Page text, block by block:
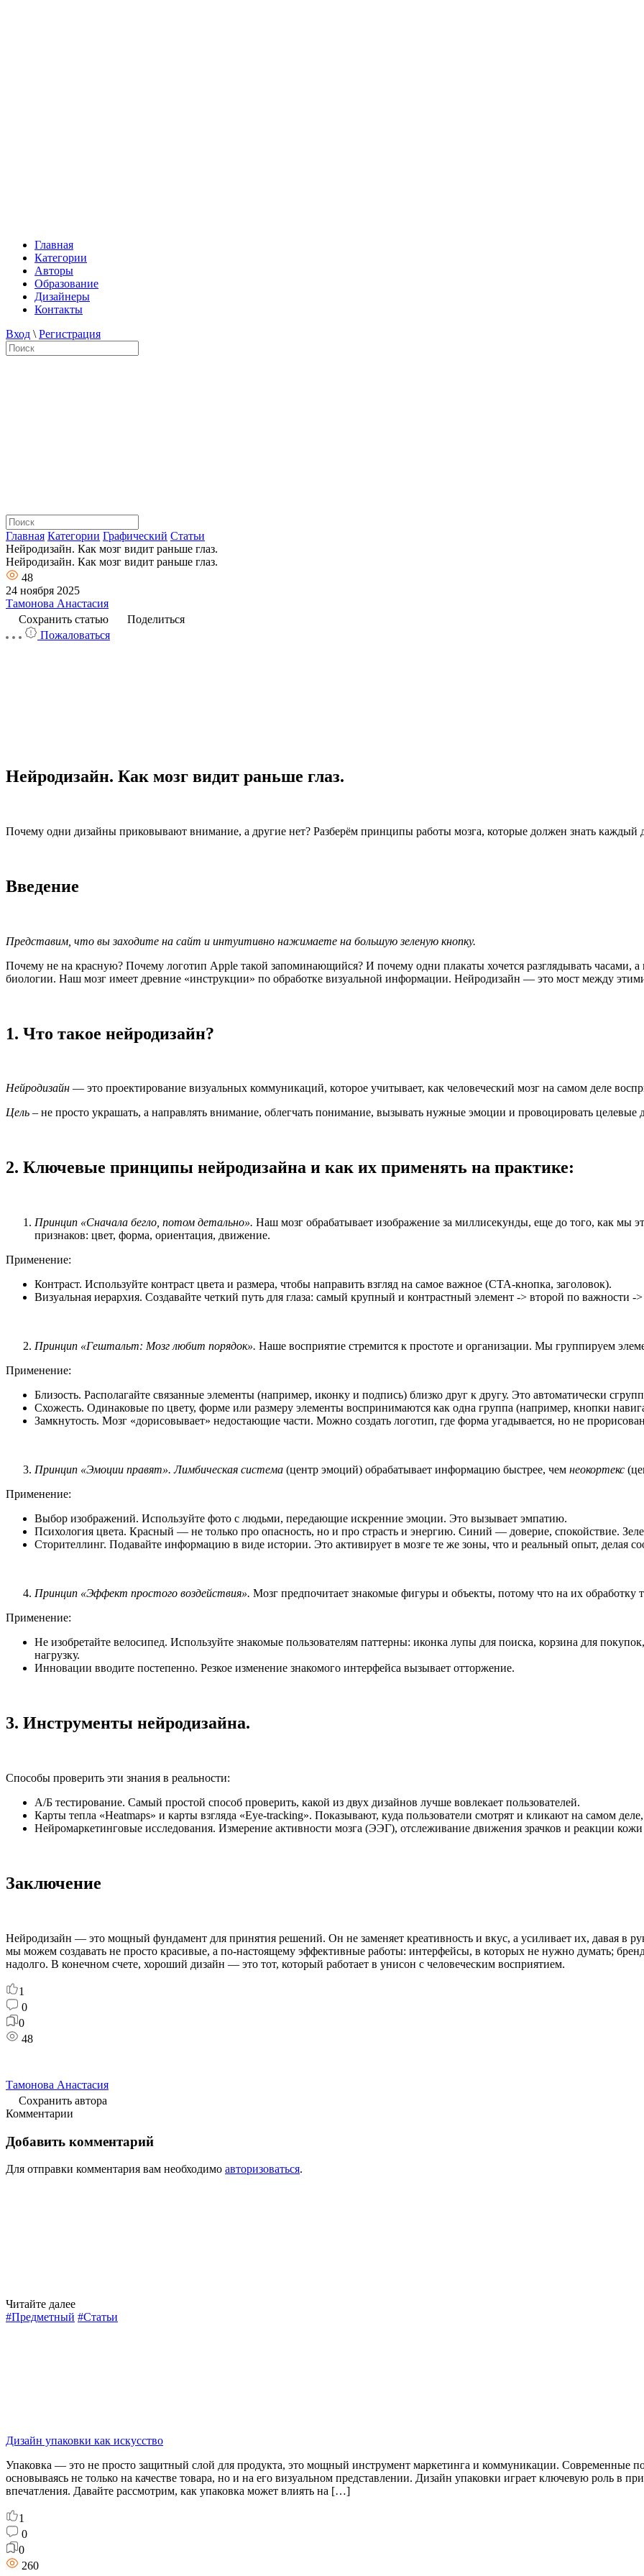
Главная
Категории
Авторы
Образование
Дизайнеры
Контакты
Вход \ Регистрация
Главная Категории Графический Статьи
Нейродизайн. Как мозг видит раньше глаз.
Нейродизайн. Как мозг видит раньше глаз.
48
24 ноября 2025
Тамонова Анастасия
Сохранить статью
Поделиться
Пожаловаться
Нейродизайн. Как мозг видит раньше глаз.
Почему одни дизайны приковывают внимание, а другие нет? Разберём принципы работы мозга, которые должен знать каждый
Введение
Представим, что вы заходите на сайт и интуитивно нажимаете на большую зеленую кнопку.
Почему не на красную? Почему логотип Apple такой запоминающийся? И почему одни плакаты хочется разглядывать часами, а
биологии. Наш мозг имеет древние «инструкции» по обработке визуальной информации. Нейродизайн — это мост между
1. Что такое нейродизайн?
Нейродизайн — это проектирование визуальных коммуникаций, которое учитывает, как человеческий мозг на самом деле
Цель – не просто украшать, а направлять внимание, облегчать понимание, вызывать нужные эмоции и провоцировать целевые
2. Ключевые принципы нейродизайна и как их применять на практике:
Принцип «Сначала бегло, потом детально». Наш мозг обрабатывает изображение за миллисекунды, еще до того, как мы
признаков: цвет, форма, ориентация, движение.
Применение:
Контраст. Используйте контраст цвета и размера, чтобы направить взгляд на самое важное (CTA-кнопка, заголовок).
Визуальная иерархия. Создавайте четкий путь для глаза: самый крупный и контрастный элемент -> второй по важности -
Принцип «Гештальт: Мозг любит порядок». Наше восприятие стремится к простоте и организации. Мы группируем
Применение:
Близость. Располагайте связанные элементы (например, иконку и подпись) близко друг к другу. Это автоматически
Схожесть. Одинаковые по цвету, форме или размеру элементы воспринимаются как одна группа (например, кнопки
Замкнутость. Мозг «дорисовывает» недостающие части. Можно создать логотип, где форма угадывается, но не
Принцип «Эмоции правят».Лимбическая система (центр эмоций) обрабатывает информацию быстрее, чем неокортекс
Применение:
Выбор изображений. Используйте фото с людьми, передающие искренние эмоции. Это вызывает эмпатию.
Психология цвета. Красный — не только про опасность, но и про страсть и энергию. Синий — доверие, спокойствие.
Сторителлинг. Подавайте информацию в виде истории. Это активирует в мозге те же зоны, что и реальный опыт, делая
Принцип «Эффект простого воздействия». Мозг предпочитает знакомые фигуры и объекты, потому что на их обработку
Применение:
Не изобретайте велосипед. Используйте знакомые пользователям паттерны: иконка лупы для поиска, корзина для
нагрузку.
Инновации вводите постепенно. Резкое изменение знакомого интерфейса вызывает отторжение.
3. Инструменты нейродизайна.
Способы проверить эти знания в реальности:
А/Б тестирование. Самый простой способ проверить, какой из двух дизайнов лучше вовлекает пользователей.
Карты тепла «Heatmaps» и карты взгляда «Eye-tracking». Показывают, куда пользователи смотрят и кликают на самом
Нейромаркетинговые исследования. Измерение активности мозга (ЭЭГ), отслеживание движения зрачков и реакции кожи
Заключение
Нейродизайн — это мощный фундамент для принятия решений. Он не заменяет креативность и вкус, а усиливает их, давая в
мы можем создавать не просто красивые, а по-настоящему эффективные работы: интерфейсы, в которых не нужно думать;
надолго. В конечном счете, хороший дизайн — это тот, который работает в унисон с человеческим восприятием.
1
0
0
48
Тамонова Анастасия
Сохранить автора
Комментарии
Добавить комментарий
Для отправки комментария вам необходимо авторизоваться.
Читайте далее
#Предметный #Статьи
Дизайн упаковки как искусство
Упаковка — это не просто защитный слой для продукта, это мощный инструмент маркетинга и коммуникации. Современные
основываясь не только на качестве товара, но и на его визуальном представлении. Дизайн упаковки играет ключевую роль в
впечатления. Давайте рассмотрим, как упаковка может влиять на […]
1
0
0
260